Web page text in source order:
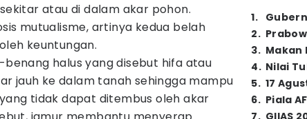
atau di dalam akar pohon.
mutualisme, artinya kedua belah
keuntungan.
halus yang disebut hifa atau
jauh ke dalam tanah sehingga mampu
tidak dapat ditembus oleh akar
1.
2.
3. Makan
4. Nilai
5. 17
6. Piala
7. GIIAS